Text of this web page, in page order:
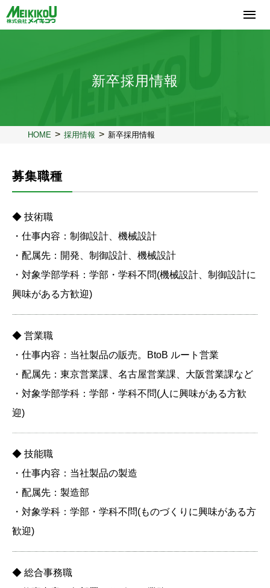
ン
テ
新卒採用情報
HOME 採用情報 新卒採用情報
募集職種
◆ 技術職
・仕事内容：制御設計、機械設計
・配属先：開発、制御設計、機械設計
・対象学部学科：学部・学科不問(機械設計、制御設計に
興味がある方歓迎)
◆ 営業職
・仕事内容：当社製品の販売。BtoB ルート営業
・配属先：東京営業課、名古屋営業課、大阪営業課など
・対象学部学科：学部・学科不問(人に興味がある方歓
迎)
◆ 技能職
・仕事内容：当社製品の製造
・配属先：製造部
・対象学科：学部・学科不問(ものづくりに興味がある方
歓迎)
◆ 総合事務職